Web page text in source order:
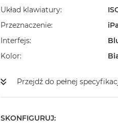
Układ klawiatury
Przeznaczenie
Interfejs
Kolor
Przejdź do pełnej
SKONFIGURUJ: